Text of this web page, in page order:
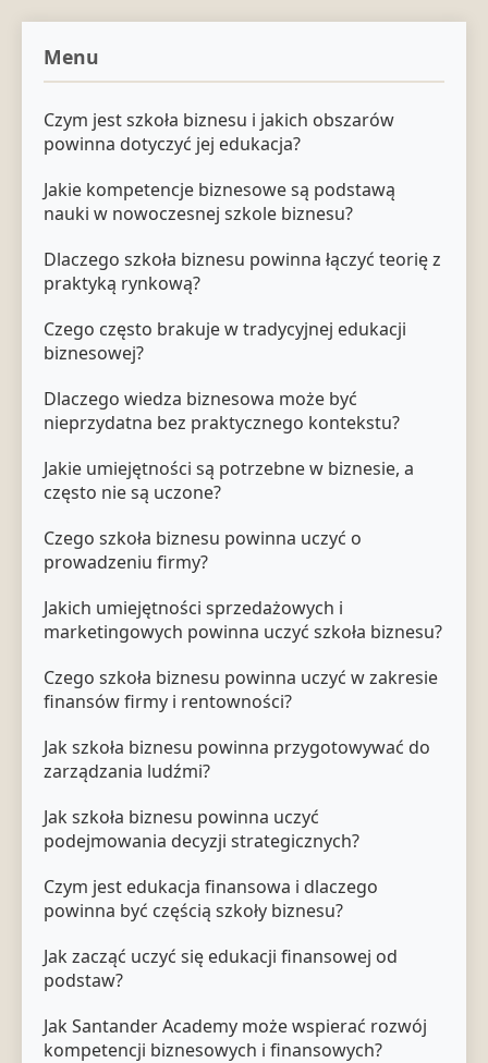
Menu
Czym jest szkoła biznesu i jakich obszarów
powinna dotyczyć jej edukacja?
Jakie kompetencje biznesowe są podstawą
nauki w nowoczesnej szkole biznesu?
Dlaczego szkoła biznesu powinna łączyć teorię z
praktyką rynkową?
Czego często brakuje w tradycyjnej edukacji
biznesowej?
Dlaczego wiedza biznesowa może być
nieprzydatna bez praktycznego kontekstu?
Jakie umiejętności są potrzebne w biznesie, a
często nie są uczone?
Czego szkoła biznesu powinna uczyć o
prowadzeniu firmy?
Jakich umiejętności sprzedażowych i
marketingowych powinna uczyć szkoła biznesu?
Czego szkoła biznesu powinna uczyć w zakresie
finansów firmy i rentowności?
Jak szkoła biznesu powinna przygotowywać do
zarządzania ludźmi?
Jak szkoła biznesu powinna uczyć
podejmowania decyzji strategicznych?
Czym jest edukacja finansowa i dlaczego
powinna być częścią szkoły biznesu?
Jak zacząć uczyć się edukacji finansowej od
podstaw?
Jak Santander Academy może wspierać rozwój
kompetencji biznesowych i finansowych?